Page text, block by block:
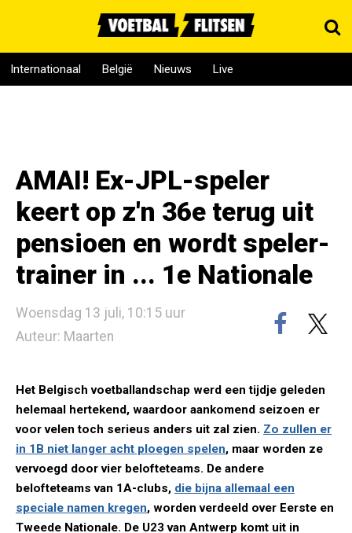
Internationaal België Nieuws Live
AMAI! Ex-JPL-speler
keert op z'n 36e terug uit
pensioen en wordt speler-
trainer in ... 1e Nationale
Woensdag 13 juli, 10:15 uur
Auteur: Maarten
Het Belgisch voetballandschap werd een tijdje geleden
helemaal hertekend, waardoor aankomend seizoen er
voor velen toch serieus anders uit zal zien. Zo zullen er
in 1B niet langer acht ploegen spelen, maar worden ze
vervoegd door vier belofteteams. De andere
belofteteams van 1A-clubs, die bijna allemaal een
speciale namen kregen, worden verdeeld over Eerste en
Tweede Nationale. De U23 van Antwerp komt uit in